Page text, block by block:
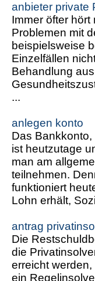
anbieter private
Immer öfter
Problemen mit
beispielsweise
Einzelfällen
Behandlung
...
anlegen konto
Das
ist heutzutage
man am
teilnehmen.
funktioniert
Lohn erhält,
antrag
Die
die
erreicht
ein